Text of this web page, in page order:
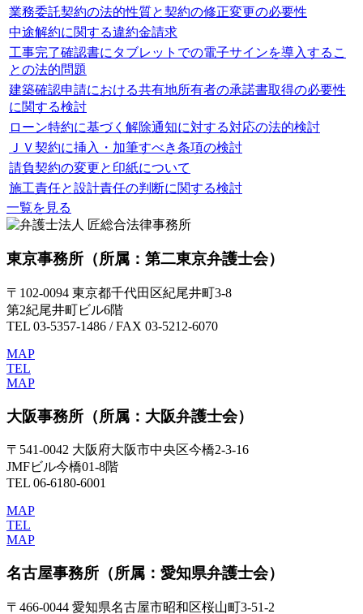
業務委託契約の法的性質と契約の修正変更の必要性
中途解約に関する違約金請求
工事完了確認書にタブレットでの電子サインを導入するこ
との法的問題
建築確認申請における共有地所有者の承諾書取得の必要性
に関する検討
ローン特約に基づく解除通知に対する対応の法的検討
ＪＶ契約に挿入・加筆すべき条項の検討
請負契約の変更と印紙について
施工責任と設計責任の判断に関する検討
一覧を見る
東京事務所 （所属：第二東京弁護士会）
〒102-0094 東京都千代田区紀尾井町3-8
第2紀尾井町ビル6階
TEL 03-5357-1486 / FAX 03-5212-6070
MAP
TEL
MAP
大阪事務所 （所属：大阪弁護士会）
〒541-0042 大阪府大阪市中央区今橋2-3-16
JMFビル今橋01-8階
TEL 06-6180-6001
MAP
TEL
MAP
名古屋事務所 （所属：愛知県弁護士会）
〒466-0044 愛知県名古屋市昭和区桜山町3-51-2